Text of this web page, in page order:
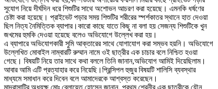
সুযোগ নিয়ে দীর্ঘদিন ধরে শিশুটির সাথে অশোভন আচরণ করা হয়েছে। এমনকি ধর্ষণের
চেষ্টা করা হয়েছে। প্রাইভেট পড়ার সময় শিশুটির শরীরের স্পর্শকাতর স্থানে হাত দেওয়া
ছিল নিত্য নৈমিত্তিক ব্যাপার।কারো কাছে যাতে কিছু না বলা হয় সেজন্য শিশুটিকে খুন
জখমের হুমকি দেওয়া হয়েছে বলেও অভিযোগে উল্লেখ করা হয়।
এ ব্যাপারে অভিযোগকারী সুমি আক্তারের সাথে যোগাযোগ করা সম্ভব হয়নি। অভিযোগে
উল্লেখিত মোবাইল নাম্বারটি রুম্মান নামে ওই ছাত্রীর এক চাচার বলে নিশ্চিত হওয়া
গেছে। বিষয়টি নিয়ে তার সাথে কথা বললে তিনি জানান,অভিযোগ আমিই দিয়েছিলাম।
আবার আমি এটি প্রত্যাহার করে নিয়েছি।প্রিন্সিপল হুজুর বিষয়টি শালিসি ব্যবস্থার
মাধ্যমে সমাধান করে দিবেন বলে আমাদেরকে আশ্বস্ত করেছেন।
মাদ্রাসাটির অধ্যক্ষ মোঃ বেলায়েত হোসেন জানান, প্রথম শ্রেনীর এক ছাত্রীকে যৌন